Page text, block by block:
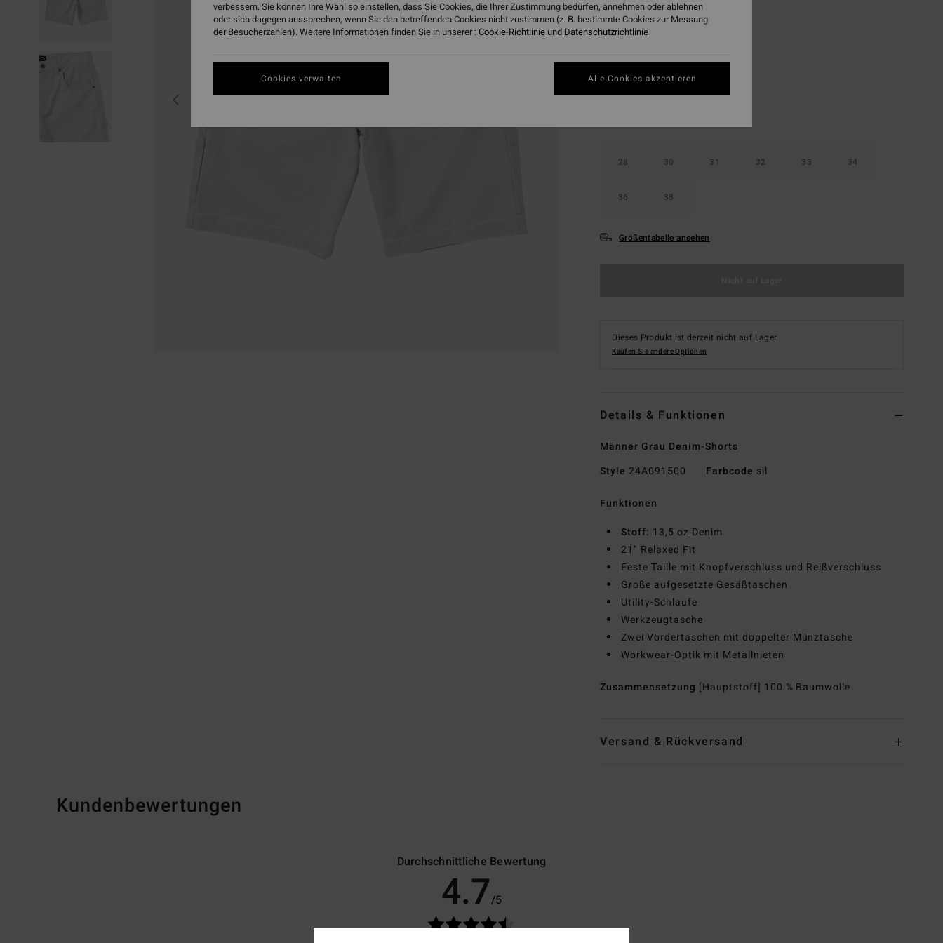
DOPPELTER RABATT EXTRA 25%
28 30 31 32 33 34
36 38
Größentabelle ansehen
Dieses Produkt ist derzeit nicht auf Lager.
Kaufen Sie andere Optionen
Details & Funktionen
Männer Grau Denim-Shorts
Style 24A091500 Farbcode sil
Funktionen
Stoff: 13,5 oz Denim
21" Relaxed Fit
Feste Taille mit Knopfverschluss und Reißverschluss
Große aufgesetzte Gesäßtaschen
Utility-Schlaufe
Werkzeugtasche
Zwei Vordertaschen mit doppelter Münztasche
Workwear-Optik mit Metallnieten
Zusammensetzung [Hauptstoff] 100 % Baumwolle
Versand & Rückversand
Kundenbewertungen
Durchschnittliche Bewertung
4.7/5
verbessern. Sie können Ihre Wahl so einstellen, dass Sie Cookies, die Ihrer Zustimmung bedürfen, annehmen oder ablehnen
oder sich dagegen aussprechen, wenn Sie den betreffenden Cookies nicht zustimmen (z. B. bestimmte Cookies zur Messung
der Besucherzahlen). Weitere Informationen finden Sie in unserer :Cookie-Richtlinie und Datenschutzrichtlinie
Cookies verwalten Alle Cookies akzeptieren